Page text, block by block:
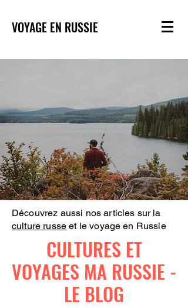
VOYAGE EN RUSSIE
Découvrez aussi nos articles sur la
culture russe et le voyage en Russie
CULTURES ET
VOYAGES MA RUSSIE -
LE BLOG